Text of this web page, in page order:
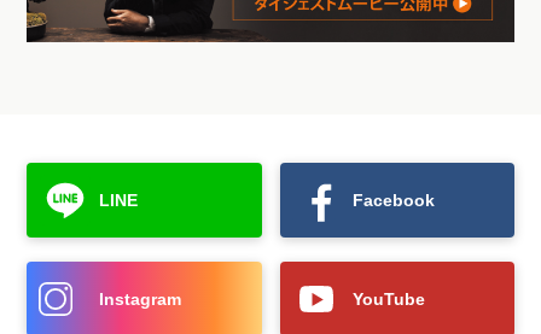
LINE Facebook
Instagram YouTube